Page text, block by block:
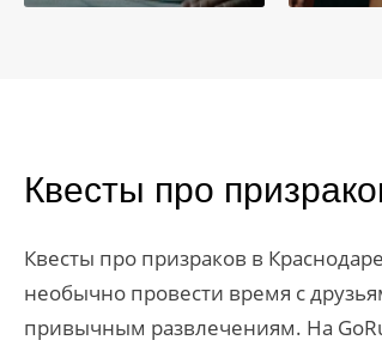
Квесты про
Квесты про призраков в
необычно провести время с
привычным развлечениям. На